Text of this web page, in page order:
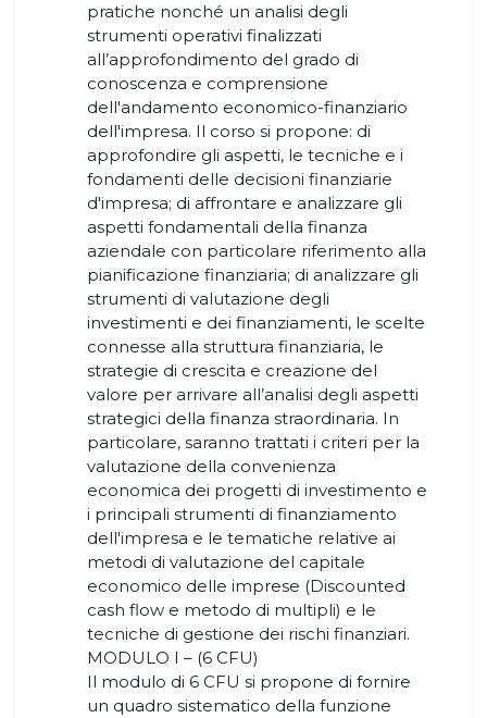
pratiche nonché un analisi degli
strumenti operativi finalizzati
all’approfondimento del grado di
conoscenza e comprensione
dell'andamento economico-finanziario
dell'impresa. Il corso si propone: di
approfondire gli aspetti, le tecniche e i
fondamenti delle decisioni finanziarie
d'impresa; di affrontare e analizzare gli
aspetti fondamentali della finanza
aziendale con particolare riferimento alla
pianificazione finanziaria; di analizzare gli
strumenti di valutazione degli
investimenti e dei finanziamenti, le scelte
connesse alla struttura finanziaria, le
strategie di crescita e creazione del
valore per arrivare all’analisi degli aspetti
strategici della finanza straordinaria. In
particolare, saranno trattati i criteri per la
valutazione della convenienza
economica dei progetti di investimento e
i principali strumenti di finanziamento
dell'impresa e le tematiche relative ai
metodi di valutazione del capitale
economico delle imprese (Discounted
cash flow e metodo di multipli) e le
tecniche di gestione dei rischi finanziari.
MODULO I – (6 CFU)
Il modulo di 6 CFU si propone di fornire
un quadro sistematico della funzione